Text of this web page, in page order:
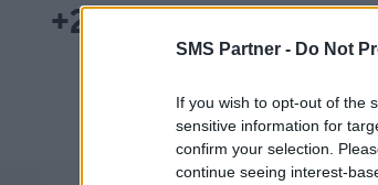
SMS Partner - Do Not
If you wish to opt-out of the
sensitive information for
confirm your selection.
continue seeing interest-
+233